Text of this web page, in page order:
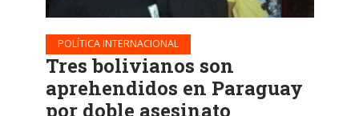
POLÍTICA INTERNACIONAL
Tres bolivianos son
aprehendidos en Paraguay
por doble asesinato